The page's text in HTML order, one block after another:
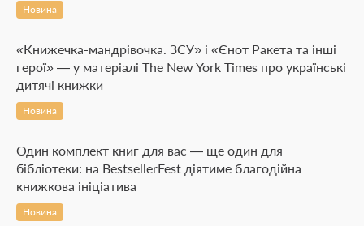
Новина
«Книжечка-мандрівочка. ЗСУ» і «Єнот Ракета та інші
герої» — у матеріалі The New York Times про українські
дитячі книжки
Новина
Один комплект книг для вас — ще один для
бібліотеки: на BestsellerFest діятиме благодійна
книжкова ініціатива
Новина